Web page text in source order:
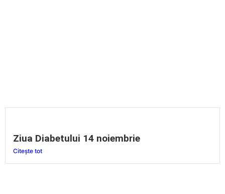
Ziua Diabetului 14 noiembrie
Citește tot